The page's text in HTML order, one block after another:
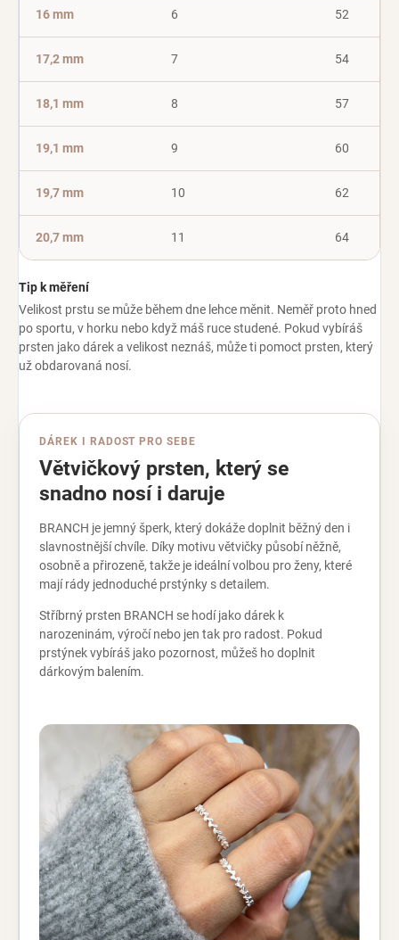
16 mm 6 52
17,2 mm 7 54
18,1 mm 8 57
19,1 mm 9 60
19,7 mm 10 62
20,7 mm 11 64
Tip k měření
Velikost prstu se může během dne lehce měnit. Neměř proto hned
po sportu, v horku nebo když máš ruce studené. Pokud vybíráš
prsten jako dárek a velikost neznáš, může ti pomoct prsten, který
už obdarovaná nosí.
DÁREK I RADOST PRO SEBE
Větvičkový prsten, který se
snadno nosí i daruje
BRANCH je jemný šperk, který dokáže doplnit běžný den i
slavnostnější chvíle. Díky motivu větvičky působí něžně,
osobně a přirozeně, takže je ideální volbou pro ženy, které
mají rády jednoduché prstýnky s detailem.
Stříbrný prsten BRANCH se hodí jako dárek k
narozeninám, výročí nebo jen tak pro radost. Pokud
prstýnek vybíráš jako pozornost, můžeš ho doplnit
dárkovým balením.